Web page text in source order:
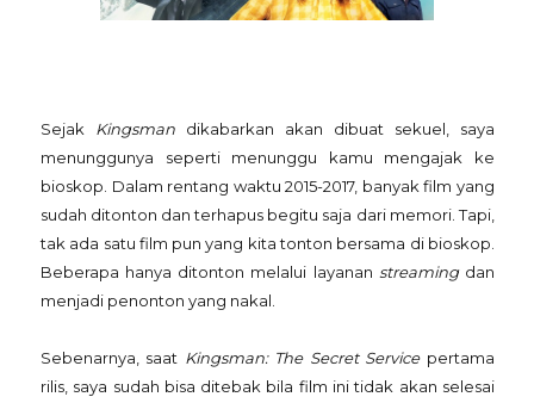
Sejak Kingsmandikabarkan akan dibuat sekuel, saya
menunggunya seperti menunggu kamu mengajak ke
bioskop. Dalam rentang waktu 2015-2017, banyak film yang
sudah ditonton dan terhapus begitu saja dari memori. Tapi,
tak ada satu film pun yang kita tonton bersama di bioskop.
Beberapa hanya ditonton melalui layanan streamingdan
menjadi penonton yang nakal.
Sebenarnya, saat Kingsman: The Secret Servicepertama
rilis, saya sudah bisa ditebak bila film ini tidak akan selesai